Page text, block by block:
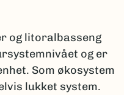
og litoralbasseng
og er
Som økosystem
lukket system.